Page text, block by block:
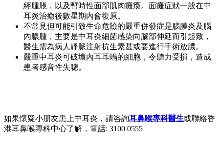
經腫脹，以及暫時性面部肌肉癱瘓。面癱症狀一般在中
耳炎治癒後數星期內會復原。
不常見但可能引致生命危險的嚴重併發症是腦膜炎及腦
內膿腫，主要是中耳炎細菌感染向腦部伸延而引起致，
醫生需為病人靜脈注射抗生素甚或要進行手術放膿。
嚴重中耳炎可破壞內耳耳蝸的細胞，令聽力受損，造成
患者感音性失聰。
如果懷疑小朋友患上中耳炎，請咨詢耳鼻喉專科醫生或聯絡香
港耳鼻喉專科中心了解，電話: 3100 0555